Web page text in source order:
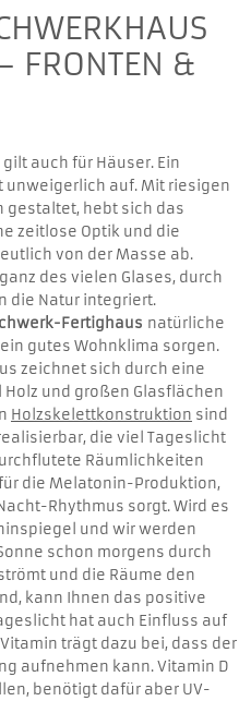
FRONTEN &
auch für Häuser. Ein
auf. Mit riesigen
gestaltet, hebt sich das
zeitlose Optik und die
von der Masse ab.
des vielen Glases, durch
die Natur integriert.
Fertighaus natürliche
gutes Wohnklima sorgen.
zeichnet sich durch eine
und großen Glasflächen
Holzskelettkonstruktion sind
die viel Tageslicht
Räumlichkeiten
die Melatonin-Produktion,
Rhythmus sorgt. Wird es
und wir werden
schon morgens durch
und die Räume den
kann Ihnen das positive
hat auch Einfluss auf
trägt dazu bei, dass der
aufnehmen kann. Vitamin D
benötigt dafür aber UV-